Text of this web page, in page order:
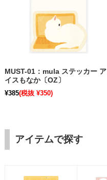
MUST-01：mula ステッカー ア
イスもなか〔OZ〕
¥385(税抜 ¥350)
アイテムで探す